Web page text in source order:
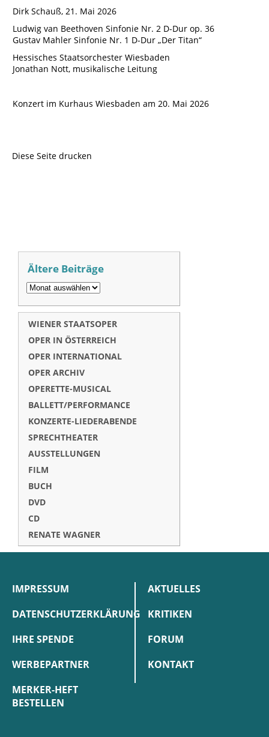
Dirk Schauß, 21. Mai 2026
Ludwig van Beethoven Sinfonie Nr. 2 D-Dur op. 36
Gustav Mahler Sinfonie Nr. 1 D-Dur „Der Titan“
Hessisches Staatsorchester Wiesbaden
Jonathan Nott, musikalische Leitung
Konzert im Kurhaus Wiesbaden am 20. Mai 2026
Diese Seite drucken
Ältere Beiträge
WIENER STAATSOPER
OPER IN ÖSTERREICH
OPER INTERNATIONAL
OPER ARCHIV
OPERETTE-MUSICAL
BALLETT/PERFORMANCE
KONZERTE-LIEDERABENDE
SPRECHTHEATER
AUSSTELLUNGEN
FILM
BUCH
DVD
CD
RENATE WAGNER
IMPRESSUM
DATENSCHUTZERKLÄRUNG
IHRE SPENDE
WERBEPARTNER
MERKER-HEFT
BESTELLEN
AKTUELLES
KRITIKEN
FORUM
KONTAKT